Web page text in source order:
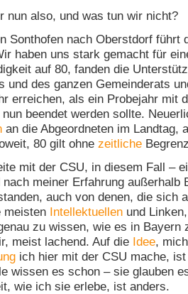
nun also, und was tun wir nicht?
Sonthofen nach Oberstdorf führt
haben uns stark gemacht für
auf 80, fanden die
und des ganzen Gemeinderats
erreichen, als ein Probejahr mit
beendet werden sollte.
an die Abgeordneten im Landtag,
80 gilt ohne zeitliche
mit der CSU, in diesem Fall –
meiner Erfahrung außerhalb
auch von denen, die sich
meisten Intellektuellen und
zu wissen, wie es in Bayern
meist lachend. Auf die Idee,
ich hier mit der CSU mache,
wissen es schon – sie glauben
wie ich sie erlebe, ist anders.